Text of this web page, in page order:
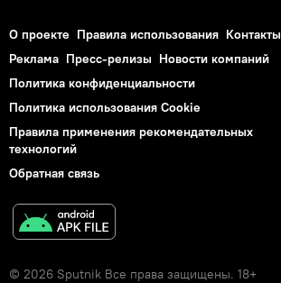
О проекте Правила использования Контакты
Реклама Пресс-релизы Новости компаний
Политика конфиденциальности
Политика использования Cookie
Правила применения рекомендательных
технологий
Обратная связь
© 2026 Sputnik Все права защищены. 18+